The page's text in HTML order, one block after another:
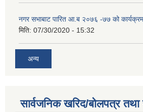
नगर सभाबाट पारित आ.ब २०७६ -७७ को
मिति: 07/30/2020 - 15:32
अन्य
सार्वजनिक खरिद/बोलपत्र